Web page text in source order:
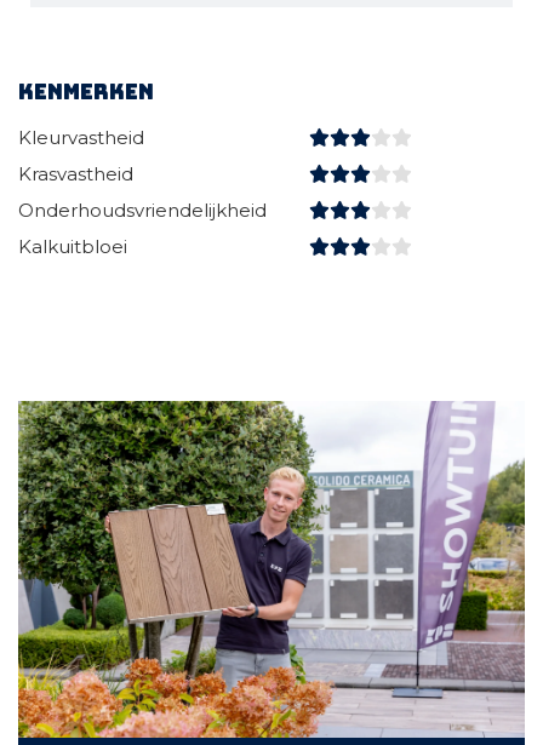
Kenmerken
Kleurvastheid
Krasvastheid
Onderhoudsvriendelijkheid
Kalkuitbloei